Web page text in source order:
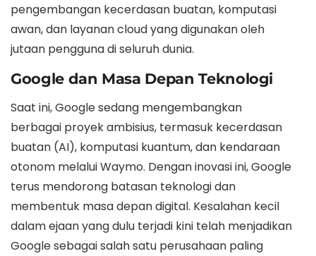
pengembangan kecerdasan buatan, komputasi
awan, dan layanan cloud yang digunakan oleh
jutaan pengguna di seluruh dunia.
Google dan Masa Depan Teknologi
Saat ini, Google sedang mengembangkan
berbagai proyek ambisius, termasuk kecerdasan
buatan (AI), komputasi kuantum, dan kendaraan
otonom melalui Waymo. Dengan inovasi ini, Google
terus mendorong batasan teknologi dan
membentuk masa depan digital. Kesalahan kecil
dalam ejaan yang dulu terjadi kini telah menjadikan
Google sebagai salah satu perusahaan paling